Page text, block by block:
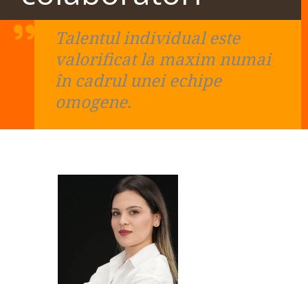
Talentul individual este
valorificat la maxim numai
în cadrul unei echipe
omogene.